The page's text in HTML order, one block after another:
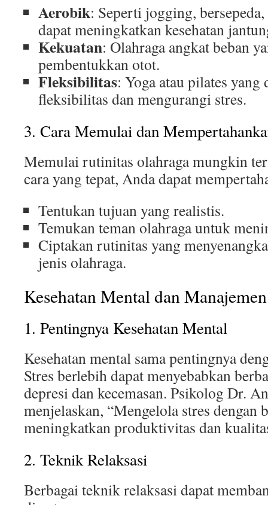
Aerobik: Seperti jogging,
dapat meningkatkan kesehatan
Kekuatan: Olahraga angkat beban
pembentukkan otot.
Fleksibilitas: Yoga atau pilates
fleksibilitas dan mengurangi stres.
3. Cara Memulai dan
Memulai rutinitas olahraga mungkin
cara yang tepat, Anda dapat
Tentukan tujuan yang realistis.
Temukan teman olahraga untuk
Ciptakan rutinitas yang
jenis olahraga.
Kesehatan Mental dan
1. Pentingnya Kesehatan Mental
Kesehatan mental sama pentingnya
Stres berlebih dapat menyebabkan
depresi dan kecemasan. Psikolog Dr.
menjelaskan, “Mengelola stres dengan
meningkatkan produktivitas dan
2. Teknik Relaksasi
Berbagai teknik relaksasi dapat